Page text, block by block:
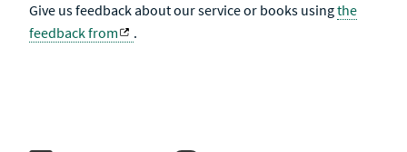
Give us feedback about our service or books usingthe
feedback from
.